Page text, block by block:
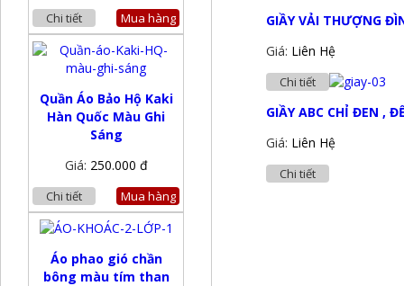
GIẦY VẢI THƯỢNG
Giá: Liên Hệ
Chi tiết
GIẦY ABC CHỈ ĐEN ,
Giá: Liên Hệ
Chi tiết
Chi tiết Mua hàng
Quần Áo Bảo Hộ Kaki
Hàn Quốc Màu Ghi
Sáng
Giá: 250.000 đ
Chi tiết Mua hàng
Áo phao gió chần
bông màu tím than